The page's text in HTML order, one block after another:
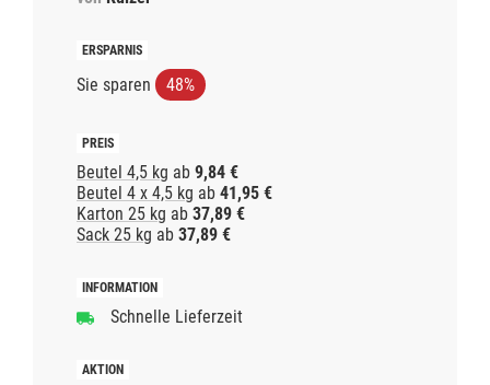
Sie sparen 48%
Beutel 4,5 kg ab 9,84 €
Beutel 4 x 4,5 kg ab 41,95 €
Karton 25 kg ab 37,89 €
Sack 25 kg ab 37,89 €
Schnelle Lieferzeit